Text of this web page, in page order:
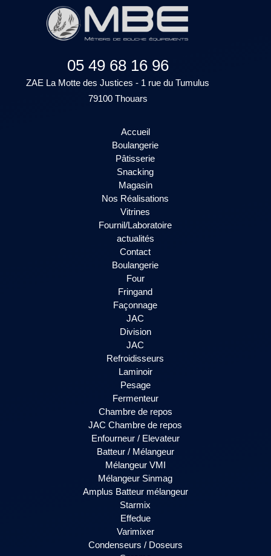
05 49 68 16 96
ZAE La Motte des Justices - 1 rue du Tumulus
79100 Thouars
Accueil
Boulangerie
Pâtisserie
Snacking
Magasin
Nos Réalisations
Vitrines
Fournil/Laboratoire
actualités
Contact
Boulangerie
Four
Fringand
Façonnage
JAC
Division
JAC
Refroidisseurs
Laminoir
Pesage
Fermenteur
Chambre de repos
JAC Chambre de repos
Enfourneur / Elevateur
Batteur / Mélangeur
Mélangeur VMI
Mélangeur Sinmag
Amplus Batteur mélangeur
Starmix
Effedue
Varimixer
Condenseurs / Doseurs